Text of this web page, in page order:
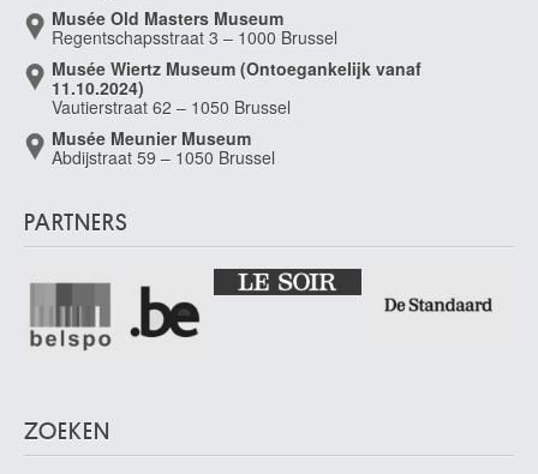
Musée Old Masters Museum
Regentschapsstraat 3 – 1000 Brussel
Musée Wiertz Museum (Ontoegankelijk vanaf
11.10.2024)
Vautierstraat 62 – 1050 Brussel
Musée Meunier Museum
Abdijstraat 59 – 1050 Brussel
PARTNERS
ZOEKEN